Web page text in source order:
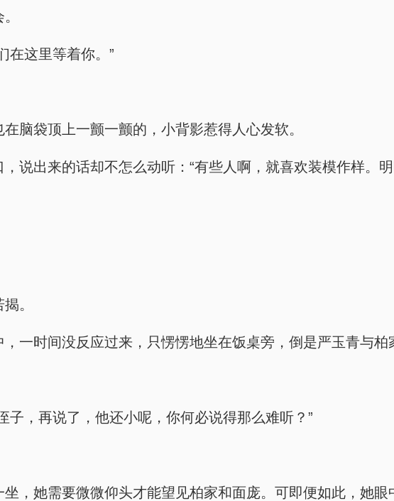
在这里等着你。”
脑袋顶上一颤一颤的，小背影惹得人心发软。
说出来的话却不怎么动听：“有些人啊，就喜欢装模作样。
。
一时间没反应过来，只愣愣地坐在饭桌旁，倒是严玉青与柏
，再说了，他还小呢，你何必说得那么难听？”
，她需要微微仰头才能望见柏家和面庞。可即便如此，她